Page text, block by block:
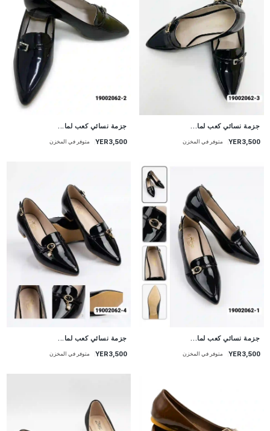
جزمة نسائي كعب لما...
YER3,500 متوفر في المخزن
جزمة نسائي كعب لما...
YER3,500 متوفر في المخزن
جزمة نسائي كعب لما...
YER3,500 متوفر في المخزن
جزمة نسائي كعب لما...
YER3,500 متوفر في المخزن